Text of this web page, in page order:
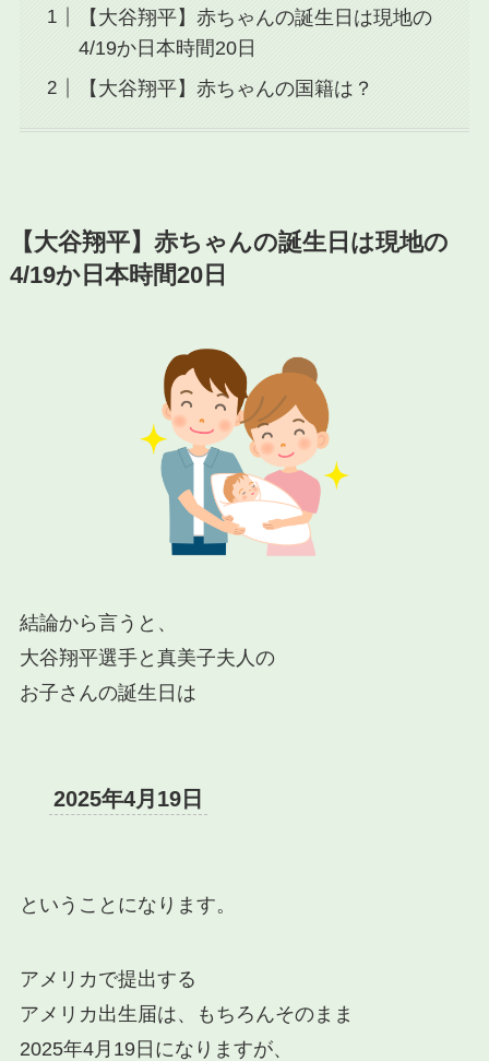
【大谷翔平】赤ちゃんの誕生日は現地の
4/19か日本時間20日
【大谷翔平】赤ちゃんの国籍は？
【大谷翔平】赤ちゃんの誕生日は現地の
4/19か日本時間20日
結論から言うと、
大谷翔平選手と真美子夫人の
お子さんの誕生日は
2025年4月19日
ということになります。
アメリカで提出する
アメリカ出生届は、もちろんそのまま
2025年4月19日になりますが、